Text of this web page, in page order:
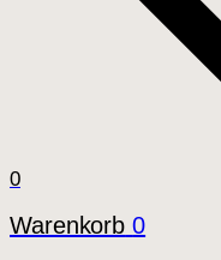
0
Warenkorb 0